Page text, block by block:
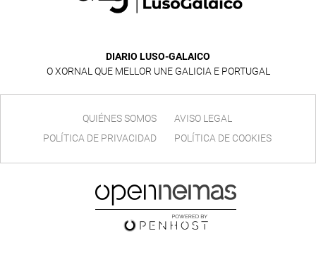
DIARIO LUSO-GALAICO
O XORNAL QUE MELLOR UNE GALICIA E PORTUGAL
QUIÉNES SOMOS
AVISO LEGAL
POLÍTICA DE PRIVACIDAD
POLÍTICA DE COOKIES